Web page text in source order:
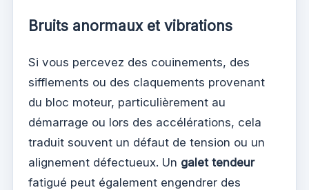
Bruits anormaux et vibrations
Si vous percevez des couinements, des
sifflements ou des claquements provenant
du bloc moteur, particulièrement au
démarrage ou lors des accélérations, cela
traduit souvent un défaut de tension ou un
alignement défectueux. Un galet tendeur
fatigué peut également engendrer des